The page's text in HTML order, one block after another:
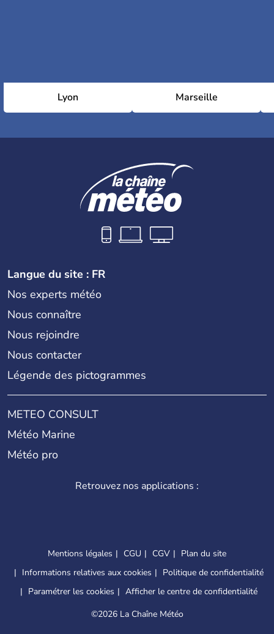
Lyon Marseille
Langue du site : FR
Nos experts météo
Nous connaître
Nous rejoindre
Nous contacter
Légende des pictogrammes
METEO CONSULT
Météo Marine
Météo pro
Retrouvez nos applications :
Mentions légales CGU CGV
Plan du site
Informations relatives aux cookies
Politique de confidentialité
Paramétrer les cookies
Afficher le centre de confidentialité
©2026 La Chaîne Météo